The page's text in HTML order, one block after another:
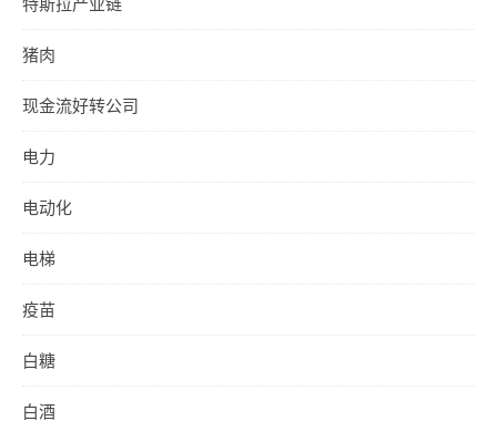
猪肉
现金流好转公司
电力
电动化
电梯
疫苗
白糖
白酒